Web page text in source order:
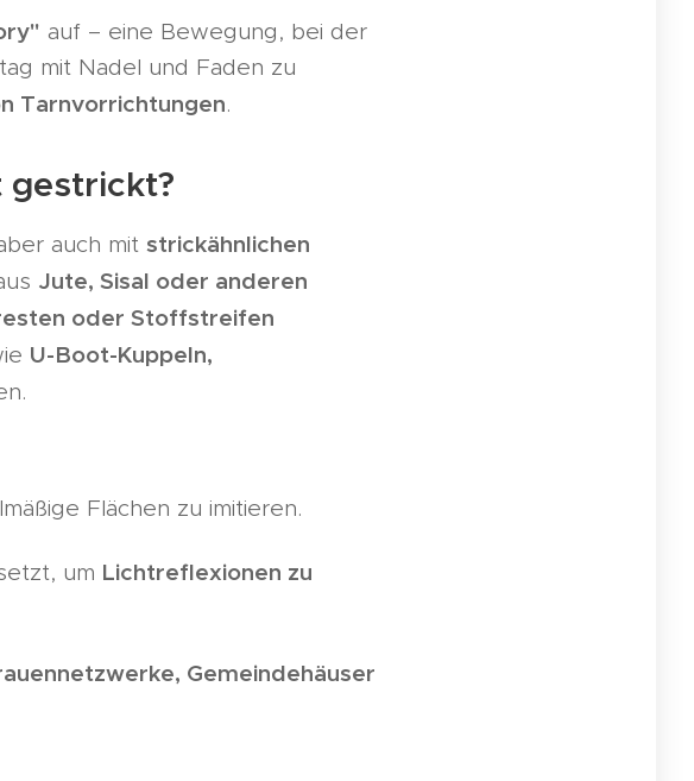
auf – eine Bewegung, bei der
mit Nadel und Faden zu
Tarnvorrichtungen.
gestrickt?
auch mit strickähnlichen
Jute, Sisal oder anderen
oder Stoffstreifen
U-Boot-Kuppeln,
Flächen zu imitieren.
um Lichtreflexionen zu
Gemeindehäuser